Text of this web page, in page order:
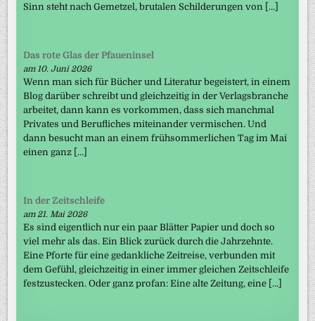
Sinn steht nach Gemetzel, brutalen Schilderungen von […]
Das rote Glas der Pfaueninsel
am 10. Juni 2026
Wenn man sich für Bücher und Literatur begeistert, in einem
Blog darüber schreibt und gleichzeitig in der Verlagsbranche
arbeitet, dann kann es vorkommen, dass sich manchmal
Privates und Berufliches miteinander vermischen. Und
dann besucht man an einem frühsommerlichen Tag im Mai
einen ganz […]
In der Zeitschleife
am 21. Mai 2026
Es sind eigentlich nur ein paar Blätter Papier und doch so
viel mehr als das. Ein Blick zurück durch die Jahrzehnte.
Eine Pforte für eine gedankliche Zeitreise, verbunden mit
dem Gefühl, gleichzeitig in einer immer gleichen Zeitschleife
festzustecken. Oder ganz profan: Eine alte Zeitung, eine […]